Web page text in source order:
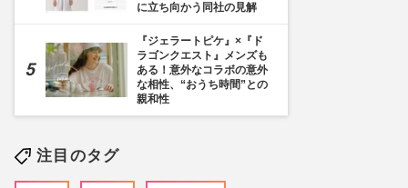
に立ち向かう同社の見解
『ジェラートピケ』×『ド
ラゴンクエスト』メンズも
ある！意外なコラボの意外
な相性、“おうち時間”との
親和性
注目のタグ